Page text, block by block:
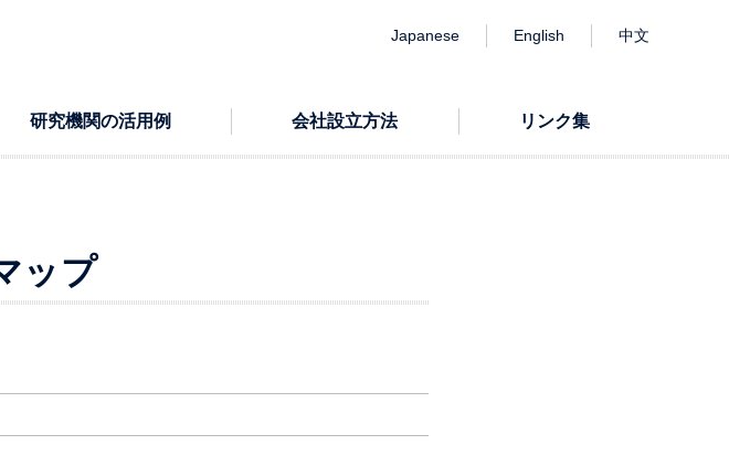
Japanese English 中文
研究機関の活用例 会社設立方法 リンク集
ップ